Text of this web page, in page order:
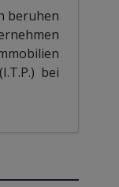
beruhen
bei